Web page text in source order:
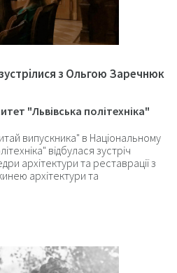
з Ольгою Заречнюк
"Львівська політехніка"
випускника" в Національному
відбулася зустріч
архітектури та реставрації з
архітектури та